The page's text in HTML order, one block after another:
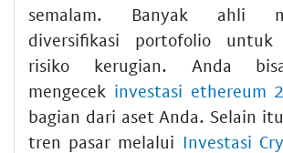
semalam. Banyak ahli
diversifikasi portofolio untuk
risiko kerugian. Anda
mengecek investasi ethereum
bagian dari aset Anda. Selain
tren pasar melalui Investasi